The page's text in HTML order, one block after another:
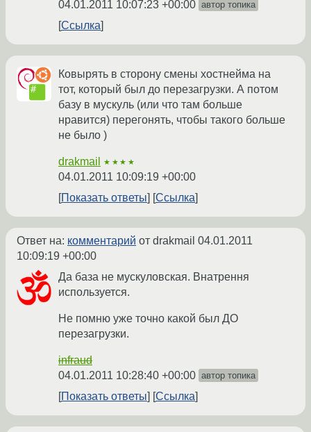
04.01.2011 10:07:23 +00:00 автор топика
Ссылка
Ковырять в сторону смены хостнейма на
тот, который был до перезагрузки. А потом
базу в мускуль (или что там больше
нравится) перегонять, чтобы такого больше
не было )
drakmail ★★★★
04.01.2011 10:09:19 +00:00
Показать ответы
Ссылка
Ответ на: комментарий от drakmail 04.01.2011
10:09:19 +00:00
Да база не мускуловская. Внатрення
используется.
Не помню уже точно какой был ДО
перезагрузки.
infraud
04.01.2011 10:28:40 +00:00 автор топика
Показать ответы Ссылка